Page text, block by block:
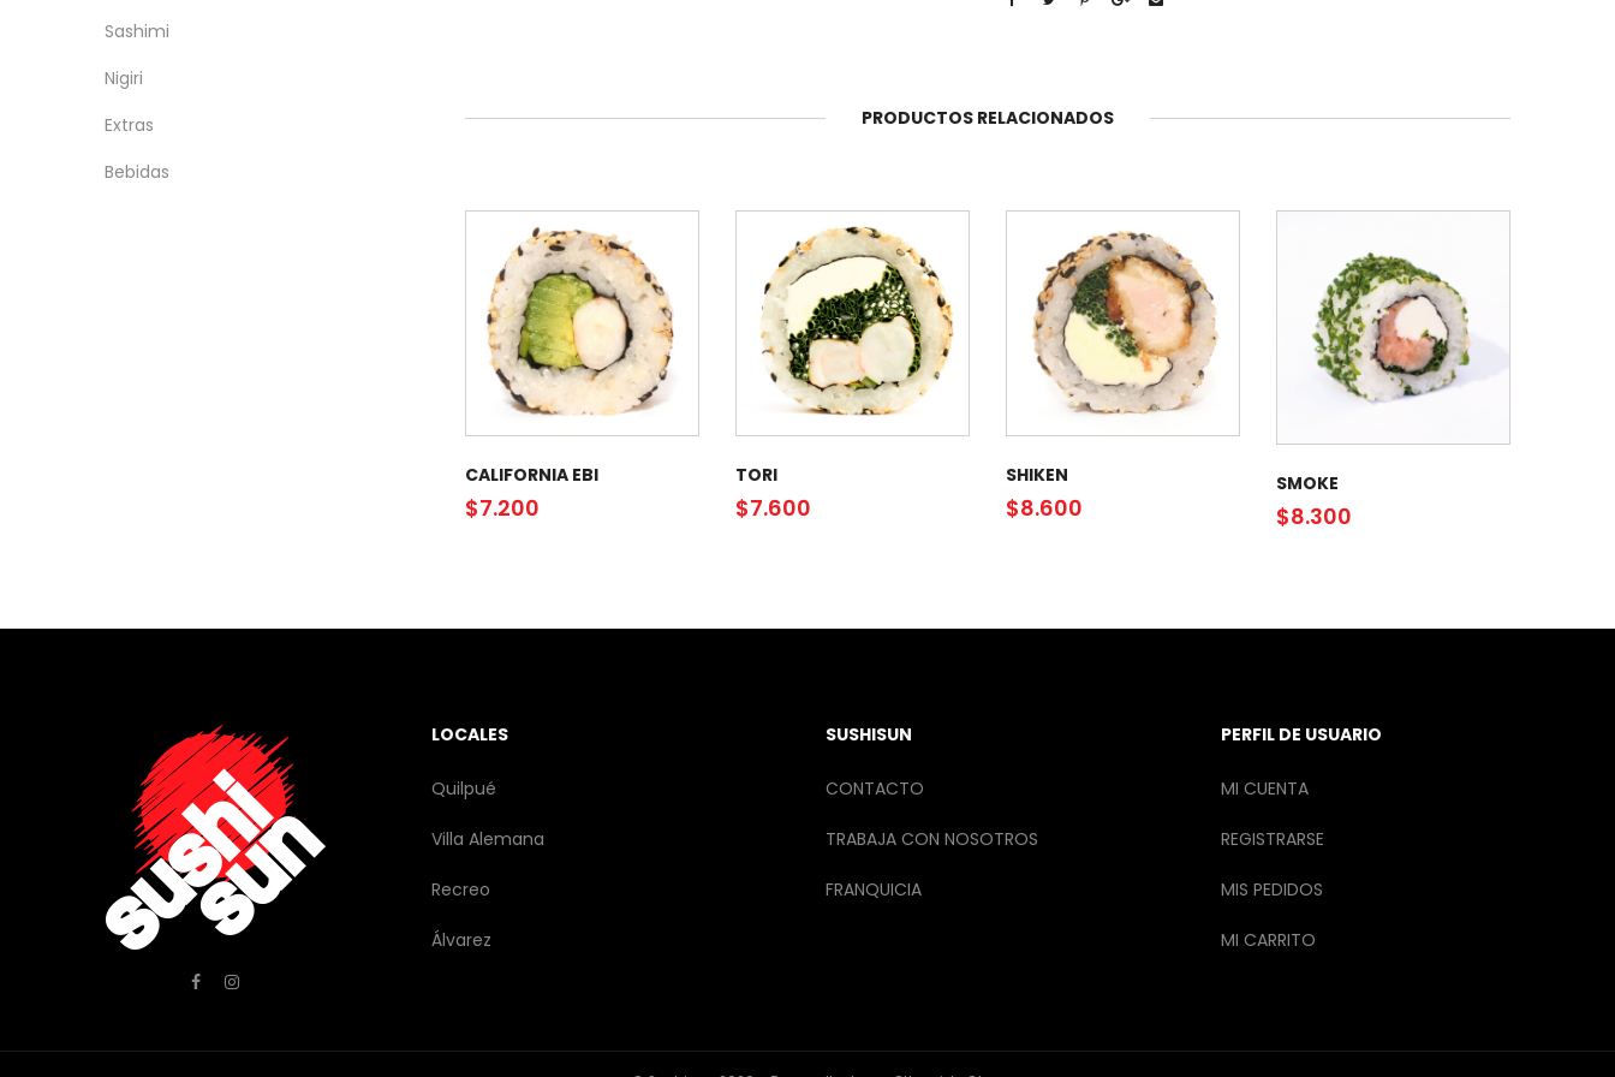
PRODUCTOS RELACIONADOS
CALIFORNIA EBI
$7.200
TORI
$7.600
SHIKEN
$8.600
SMOKE
$8.300
Sashimi
Nigiri
Extras
Bebidas
LOCALES
Quilpué
Villa Alemana
Recreo
Álvarez
SUSHISUN
CONTACTO
TRABAJA CON NOSOTROS
FRANQUICIA
PERFIL DE USUARIO
MI CUENTA
REGISTRARSE
MIS PEDIDOS
MI CARRITO